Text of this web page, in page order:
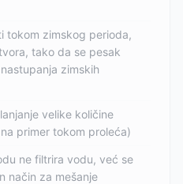
tokom zimskog perioda,
tako da se pesak
zimskih
velike količine
primer tokom proleća)
ne filtrira vodu, već se
način za mešanje